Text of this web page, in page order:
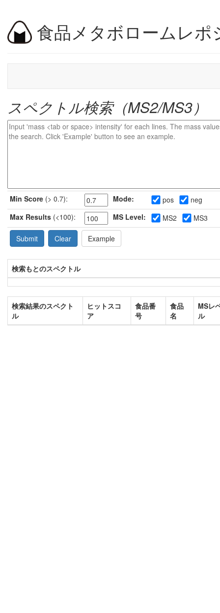
食品メタボロームレポ
スペクトル検索（MS2/MS3）
Min Score (> 0.7): Mode: pos
neg
Max Results (<100): MS Level: MS2 MS3
Submit Clear Example
検索もとのスペクトル
検索結果のスペクト
ル
ヒットスコ
ア
食品番
号
食品
名
MSレ
ル